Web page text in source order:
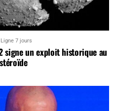
Ligne 7 jours
signe un exploit historique au